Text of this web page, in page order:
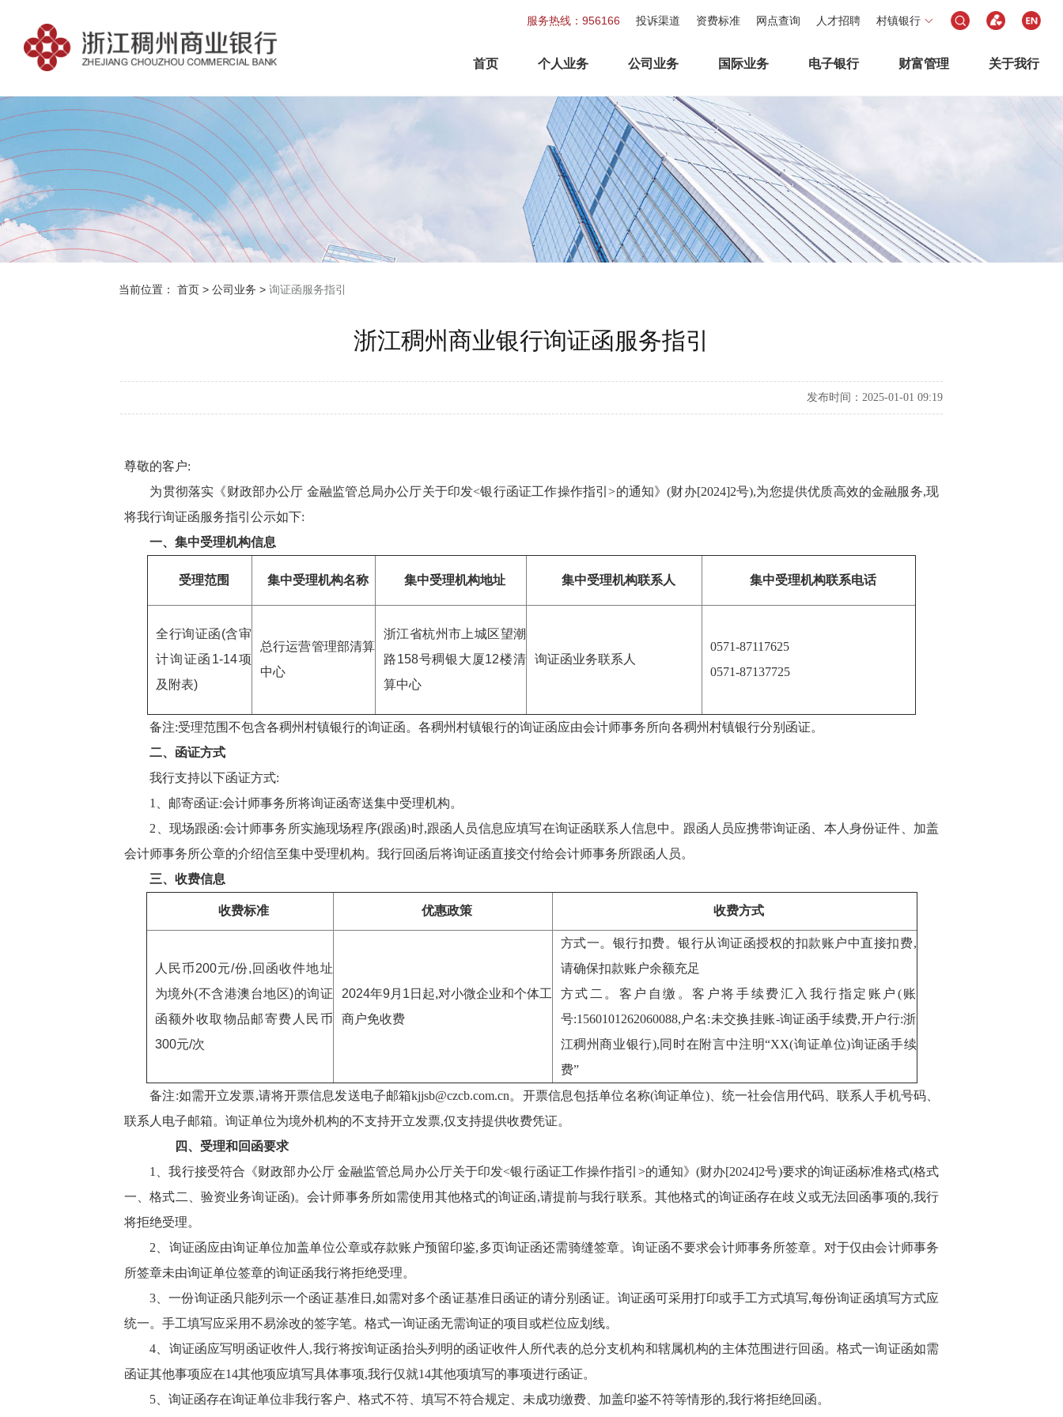
服务热线：956166 投诉渠道 资费标准 网点查询 人才招聘 村镇银行
首页 个人业务 公司业务 国际业务 电子银行 财富管理 关于我行
当前位置： 首页 > 公司业务 > 询证函服务指引
浙江稠州商业银行询证函服务指引
发布时间：2025-01-01 09:19
尊敬的客户:
为贯彻落实《财政部办公厅 金融监管总局办公厅关于印发<银行函证工作操作指引>的通知》(财办[2024]2号),为您提供优质高效的金融服务,现
将我行询证函服务指引公示如下:
一、集中受理机构信息
受理范围 集中受理机构名称 集中受理机构地址 集中受理机构联系人 集中受理机构联系电话
全行询证函(含审
计询证函 1-14项
及附表)
总行运营管理部清算
中心
浙江省杭州市上城区望潮
路158号稠银大厦12楼清
算中心
询证函业务联系人
0571-87117625
0571-87137725
备注:受理范围不包含各稠州村镇银行的询证函。各稠州村镇银行的询证函应由会计师事务所向各稠州村镇银行分别函证。
二、函证方式
我行支持以下函证方式:
1、邮寄函证:会计师事务所将询证函寄送集中受理机构。
2、现场跟函:会计师事务所实施现场程序(跟函)时,跟函人员信息应填写在询证函联系人信息中。跟函人员应携带询证函、本人 身份证件
加盖
会计师事务所公章的介绍信至集中受理机构。我行回函后将询证函直接交付给会计师事务所跟函人员。
三、收费信息
收费标准 优惠政策 收费方式
人民币200元/份,回函收件地址
为境外(不含港澳台地区)的询证
函额外收取物品邮寄费人民币
300元/次
2024年9月1日起,对小微企业和个体工
商户免收费
方式一。银行扣费。银行从询证函授权的扣款账户中直接扣费,
请确保扣款账户余额充足
方式二。客户自缴。客户将手续费汇入我行指定账户(账
号:1560101262060088,户名:未交换挂账-询证函手续费,开户行:浙
江稠州商业银行),同时在附言中注明“XX(询证单位)询证函手续
费”
备注:如需开立发票,请将开票信息发送电子邮箱kjjsb@czcb.com.cn。开票信息包括单位名称(询证单位)、统一社会信用代码、联系人手机号码、
联系人电子邮箱。 询证单位为境外机构的不支持开立发票,仅支持提供收费凭证。
四、受理和回函要求
1、我行接受符合《财政部办公厅 金融监管总局办公厅关于印发<银行函证工作操作指引>的通知》(财办[2024]2号)要求的询证函标准格式(格式
一 、格式二、 验资业务询证函)。会计师事务所如需使用其他格式的询证函,请提前与我行联系。其他格式的询证函存在歧义或无法回函事项的,我行
将拒绝受理。
2、询证函应由询证单位加盖单位公章或存款账户预留印鉴,多页询证函还需骑缝签章。询证函不要求会计师事务所签章。 对于仅由会计师事务
所签章未由询证单位签章的询证函我行将拒绝受理。
3 、一份询证函只能列示一个函证基准日 ,如需对多个函证基准日函证的请分别函证。询证函可采用打印或手工方式填写,每份询证函填写方式应
统一。手工填写应采用不易涂改的签字笔。格式一询证函无需询证的项目或栏位应划线。
4、 询证函应写明函证收件人,我行将按询证函抬头列明的函证收件人 所代表的总分支机构和辖属机构的主体范围进行回函。 格式一询证函如需
函证其他事项应在14其他项应填写具体事项,我行仅就14其他项填写的事项进行函证。
5、询证函存在询证单位非我行客户、格式不符、填写不符合规定、未成功缴费、加盖印鉴不符等情形的,我行将拒绝回函。